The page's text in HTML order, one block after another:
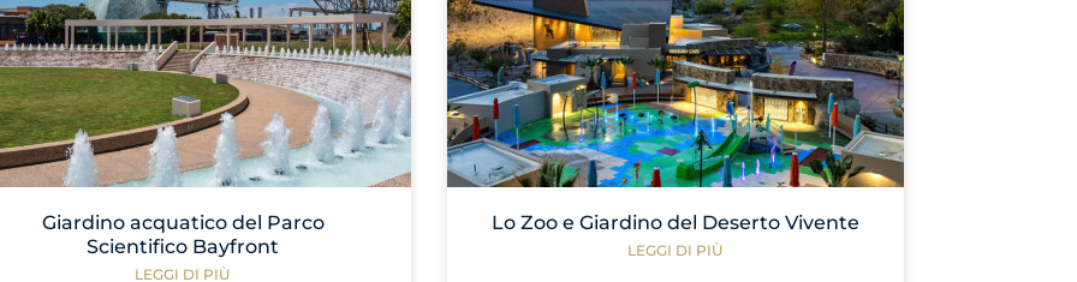
Giardino acquatico del Parco
Scientifico Bayfront
LEGGI DI PIÙ
Lo Zoo e Giardino del Deserto Vivente
LEGGI DI PIÙ